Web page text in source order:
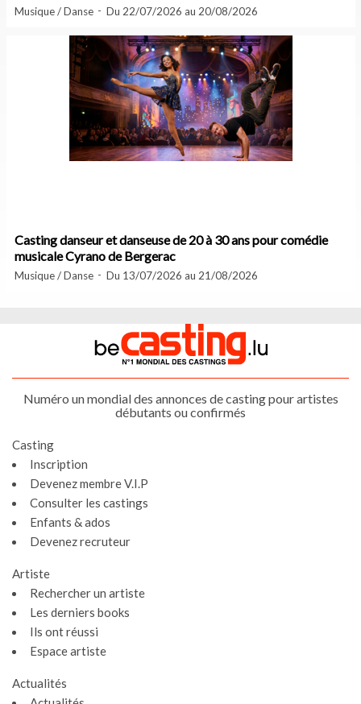
Musique / Danse Du 22/07/2026 au 20/08/2026
Casting danseur et danseuse de 20 à 30 ans pour comédie
musicale Cyrano de Bergerac
Musique / Danse Du 13/07/2026 au 21/08/2026
Numéro un mondial des annonces de casting pour artistes
débutants ou confirmés
Casting
Inscription
Devenez membre V.I.P
Consulter les castings
Enfants & ados
Devenez recruteur
Artiste
Rechercher un artiste
Les derniers books
Ils ont réussi
Espace artiste
Actualités